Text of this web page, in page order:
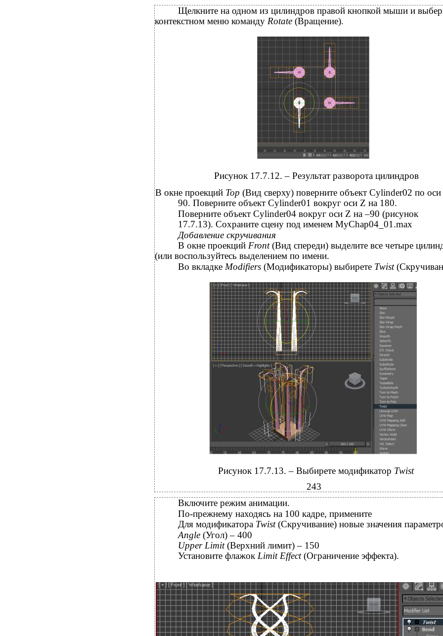
Щелкните на одном из цилиндров правой кнопкой мыши и
контекстном меню команду Rotate (Вращение).
Рисунок 17.7.12. – Результат разворота цилиндров
В окне проекций Top (Вид сверху) поверните объект Cylinder02 по
90. Поверните объект Cylinder01 вокруг оси Z на 180.
Поверните объект Cylinder04 вокруг оси Z на –90 (рисунок
17.7.13). Сохраните сцену под именем MyChap04_01.max
Добавление скручивания
В окне проекций Front(Вид спереди) выделите все четыре
(или воспользуйтесь выделением по имени.
Во вкладке Modifiers (Модификаторы) выбирете Twist
Рисунок 17.7.13. – Выбирете модификатор Twist
243
Включите режим анимации.
По-прежнему находясь на 100 кадре, примените
Для модификатора Twist(Скручивание) новые значения
Angle (Угол) – 400
Upper Limit(Верхний лимит) – 150
Установите флажок Limit Effect(Ограничение эффекта).